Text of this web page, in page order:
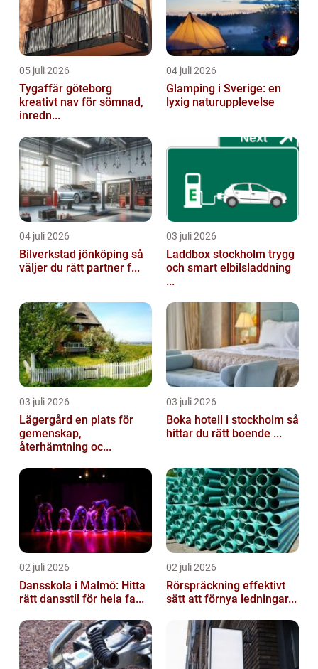
05 juli 2026
Tygaffär göteborg
kreativt nav för sömnad,
inredn...
04 juli 2026
Glamping i Sverige: en
lyxig naturupplevelse
04 juli 2026
Bilverkstad jönköping så
väljer du rätt partner f...
03 juli 2026
Laddbox stockholm trygg
och smart elbilsladdning
...
03 juli 2026
Lägergård en plats för
gemenskap,
återhämtning oc...
03 juli 2026
Boka hotell i stockholm så
hittar du rätt boende ...
02 juli 2026
Dansskola i Malmö: Hitta
rätt dansstil för hela fa...
02 juli 2026
Rörspräckning effektivt
sätt att förnya ledningar...